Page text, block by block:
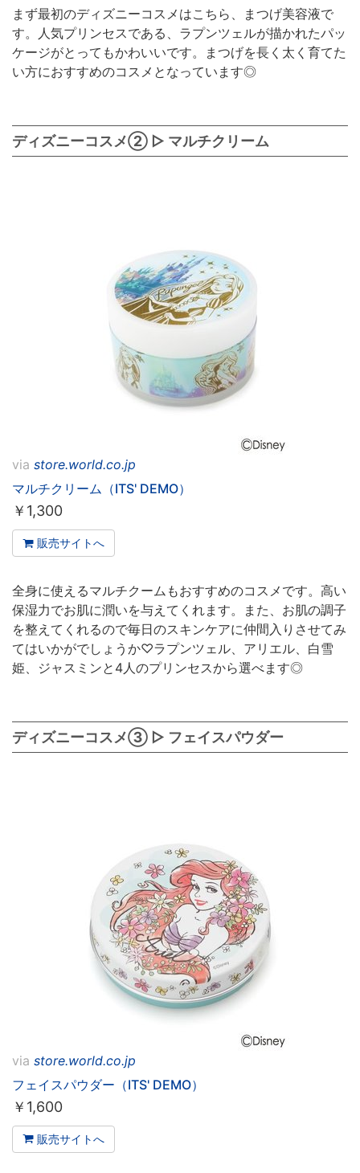
まず最初のディズニーコスメはこちら、まつげ美容液で
す。人気プリンセスである、ラプンツェルが描かれたパッ
ケージがとってもかわいいです。まつげを長く太く育てた
い方におすすめのコスメとなっています◎
ディズニーコスメ② ▷ マルチクリーム
via store.world.co.jp
マルチクリーム（ITS' DEMO）
￥ 1,300
販売サイトへ
全身に使えるマルチクームもおすすめのコスメです。高い
保湿力でお肌に潤いを与えてくれます。また、お肌の調子
を整えてくれるので毎日のスキンケアに仲間入りさせてみ
てはいかがでしょうか♡ラプンツェル、アリエル、白雪
姫、ジャスミンと4人のプリンセスから選べます◎
ディズニーコスメ③ ▷ フェイスパウダー
via store.world.co.jp
フェイスパウダー（ITS' DEMO）
￥ 1,600
販売サイトへ